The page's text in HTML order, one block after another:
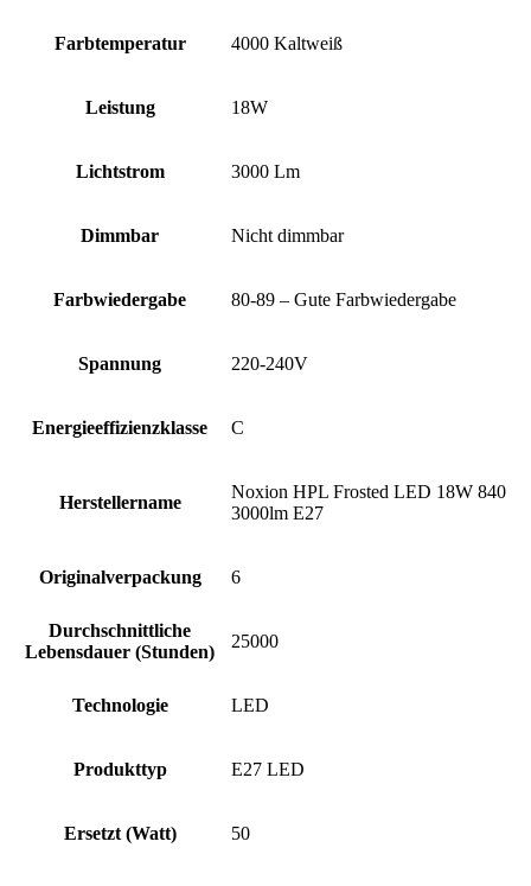
Farbtemperatur 4000 Kaltweiß
Leistung 18W
Lichtstrom 3000 Lm
Dimmbar Nicht dimmbar
Farbwiedergabe 80-89 – Gute Farbwiedergabe
Spannung 220-240V
Energieeffizienzklasse C
Herstellername
Noxion HPL Frosted LED 18W 840
3000lm E27
Originalverpackung 6
Durchschnittliche
Lebensdauer (Stunden)
25000
Technologie LED
Produkttyp E27 LED
Ersetzt (Watt) 50